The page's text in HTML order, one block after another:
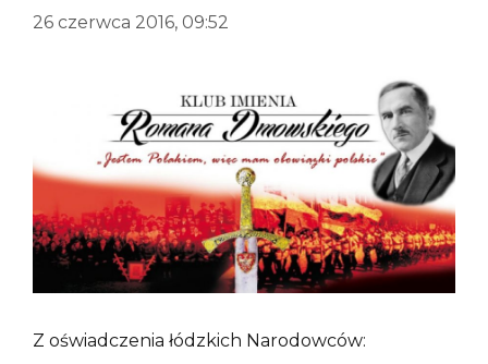
26 czerwca 2016, 09:52
Z oświadczenia łódzkich Narodowców: